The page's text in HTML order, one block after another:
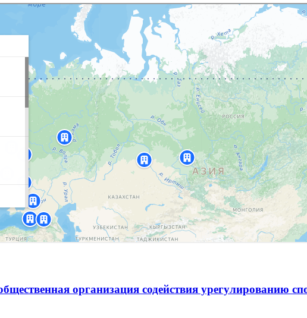
организация содействия урегулированию